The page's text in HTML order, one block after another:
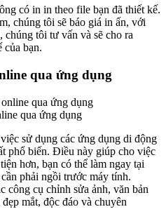
có in in theo file bạn đã thiết kế.
chúng tôi sẽ báo giá in ấn, với
tôi tư vấn và sẽ cho ra
của bạn.
qua ứng dụng
qua ứng dụng
sử dụng các ứng dụng di động
phổ biến. Điều này giúp cho việc
hơn, bạn có thể làm ngay tại
phải ngồi trước máy tính.
công cụ chỉnh sửa ảnh, văn bản
mắt, độc đáo và chuyên